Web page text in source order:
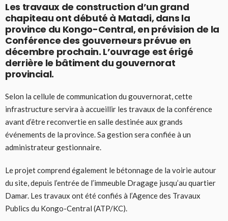
Les travaux de construction d’un grand
chapiteau ont débuté à Matadi, dans la
province du Kongo-Central, en prévision de la
Conférence des gouverneurs prévue en
décembre prochain. L’ouvrage est érigé
derrière le bâtiment du gouvernorat
provincial.
Selon la cellule de communication du gouvernorat, cette
infrastructure servira à accueillir les travaux de la conférence
avant d’être reconvertie en salle destinée aux grands
événements de la province. Sa gestion sera confiée à un
administrateur gestionnaire.
Le projet comprend également le bétonnage de la voirie autour
du site, depuis l’entrée de l’immeuble Dragage jusqu’au quartier
Damar. Les travaux ont été confiés à l’Agence des Travaux
Publics du Kongo-Central (ATP/KC).